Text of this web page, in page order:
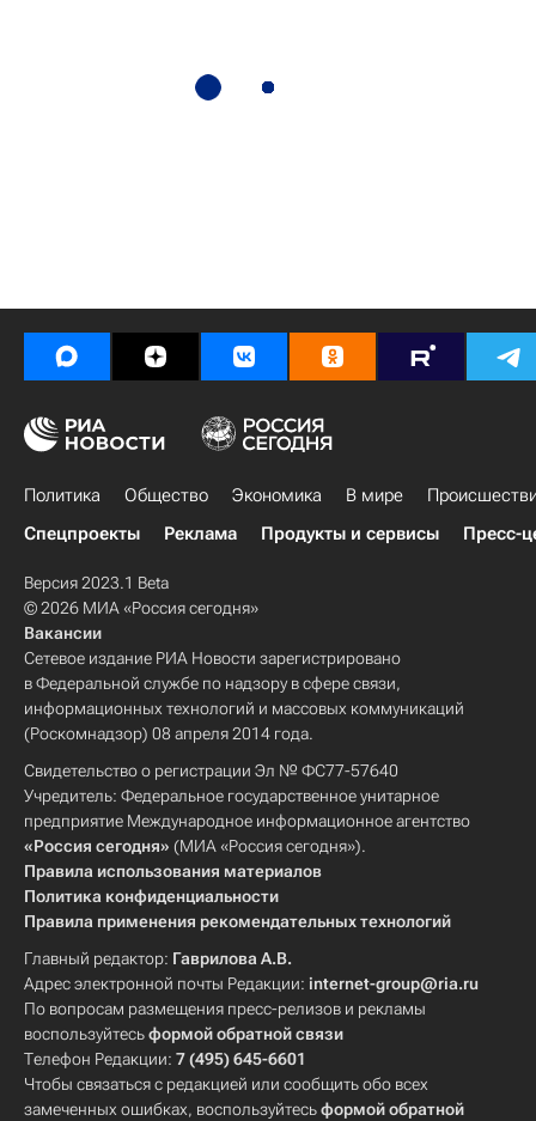
Политика Общество Экономика В мире
Спецпроекты
Реклама Продукты и сервисы Пресс-
Версия 2023.1 Beta
© 2026 МИА «Россия сегодня»
Вакансии
Сетевое издание РИА Новости зарегистрировано
в Федеральной службе по надзору в сфере связи,
информационных технологий и массовых коммуникаций
(Роскомнадзор) 08 апреля 2014 года.
Свидетельство о регистрации Эл № ФС77-57640
Учредитель: Федеральное государственное унитарное
предприятие Международное информационное агентство
«Россия сегодня» (МИА «Россия сегодня»).
Правила использования материалов
Политика конфиденциальности
Правила применения рекомендательных технологий
Главный редактор: Гаврилова А.В.
Адрес электронной почты Редакции: internet-group@ria.ru
По вопросам размещения пресс-релизов и рекламы
воспользуйтесьформой обратной связи
Телефон Редакции: 7 (495) 645-6601
Чтобы связаться с редакцией или сообщить обо всех
замеченных ошибках, воспользуйтесьформой обратной